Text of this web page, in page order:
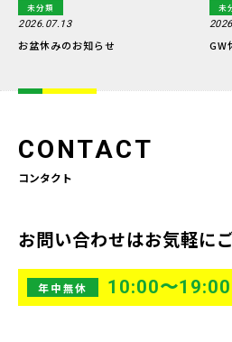
未分類
2026.07.13
お盆休みのお知らせ
未
GW
CONTACT
コンタクト
お問い合わせはお気軽に
年中無休 10:00〜19:00